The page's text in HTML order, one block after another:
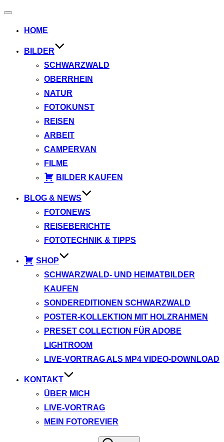
Navigation
HOME
BILDER
SCHWARZWALD
OBERRHEIN
NATUR
FOTOKUNST
REISEN
ARBEIT
CAMPERVAN
FILME
BILDER KAUFEN
BLOG & NEWS
FOTONEWS
REISEBERICHTE
FOTOTECHNIK & TIPPS
SHOP
SCHWARZWALD- UND HEIMATBILDER
KAUFEN
SONDEREDITIONEN SCHWARZWALD
POSTER-KOLLEKTION MIT HOLZRAHMEN
PRESET COLLECTION FÜR ADOBE
LIGHTROOM
LIVE-VORTRAG ALS MP4 VIDEO-DOWNLOAD
KONTAKT
ÜBER MICH
LIVE-VORTRAG
MEIN FOTOREVIER